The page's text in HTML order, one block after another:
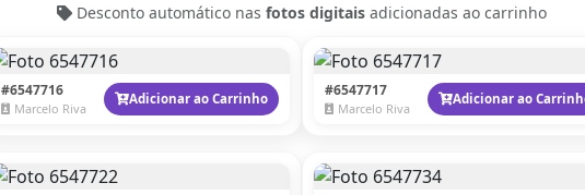
Desconto automático nas fotos digitais adicionadas ao carrinho
#6547716
Marcelo Riva
Adicionar ao Carrinho #6547717
Marcelo Riva
Adicionar ao